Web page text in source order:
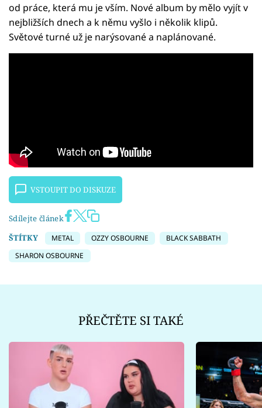
od práce, která mu je vším. Nové album by mělo vyjít v
nejbližších dnech a k němu vyšlo i několik klipů.
Světové turné už je narýsované a naplánované.
VSTOUPIT DO DISKUZE
Sdílejte článek
ŠTÍTKY
METAL OZZY OSBOURNE
BLACK SABBATH
SHARON OSBOURNE
PŘEČTĚTE SI TAKÉ